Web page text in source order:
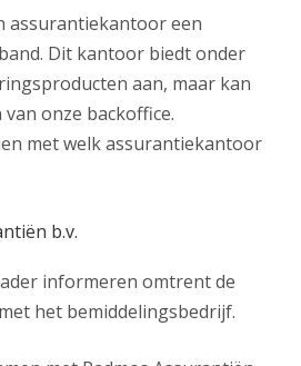
assurantiekantoor een
Dit kantoor biedt onder
aan, maar kan
onze backoffice.
met welk assurantiekantoor
b.v.
informeren omtrent de
het bemiddelingsbedrijf.